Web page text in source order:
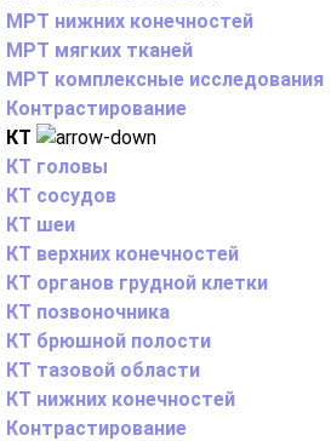
МРТ нижних конечностей
МРТ мягких тканей
МРТ комплексные исследования
Контрастирование
КТ
КТ головы
КТ сосудов
КТ шеи
КТ верхних конечностей
КТ органов грудной клетки
КТ позвоночника
КТ брюшной полости
КТ тазовой области
КТ нижних конечностей
Контрастирование